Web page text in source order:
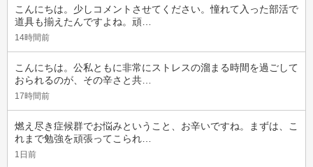
こんにちは。少しコメントさせてください。憧れて入った部活で
道具も揃えたんですよね。頑…
14時間前
こんにちは。公私ともに非常にストレスの溜まる時間を過ごして
おられるのが、その辛さと共…
17時間前
燃え尽き症候群でお悩みということ、お辛いですね。まずは、こ
れまで勉強を頑張ってこられ…
1日前